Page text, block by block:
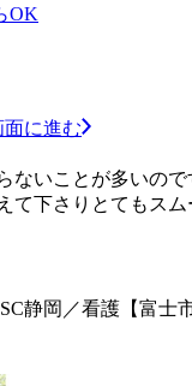
OK
面に進む
ないことが多いの
て下さりとてもス
静岡／看護【富士市